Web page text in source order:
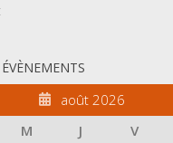
août 2026
M J V